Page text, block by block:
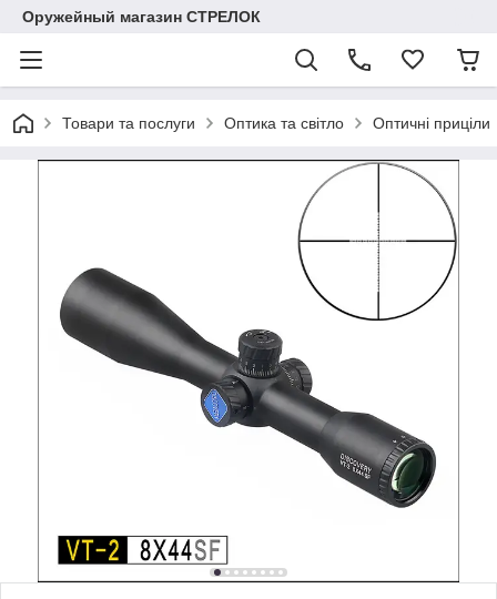
Оружейный магазин СТРЕЛОК
Товари та послуги Оптика та світло Оптичні приціли